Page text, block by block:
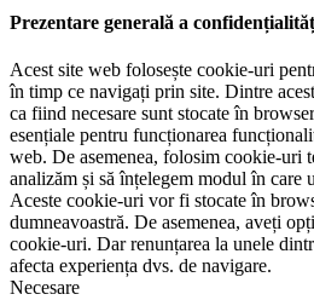
Prezentare generală a
Acest site web folosește cookie-uri
în timp ce navigați prin site. Dintre
ca fiind necesare sunt stocate în
esențiale pentru funcționarea
web. De asemenea, folosim cookie-uri
analizăm și să înțelegem modul în care
Aceste cookie-uri vor fi stocate în
dumneavoastră. De asemenea, aveți
cookie-uri. Dar renunțarea la unele
afecta experiența dvs. de navigare.
Necesare